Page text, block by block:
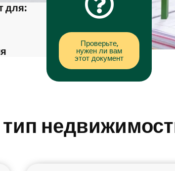
для:
Проверьте,
нужен ли вам
этот документ